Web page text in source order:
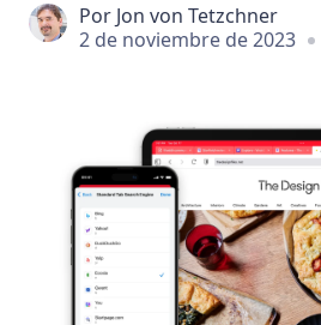
Por Jon von Tetzchner
2 de noviembre de 2023